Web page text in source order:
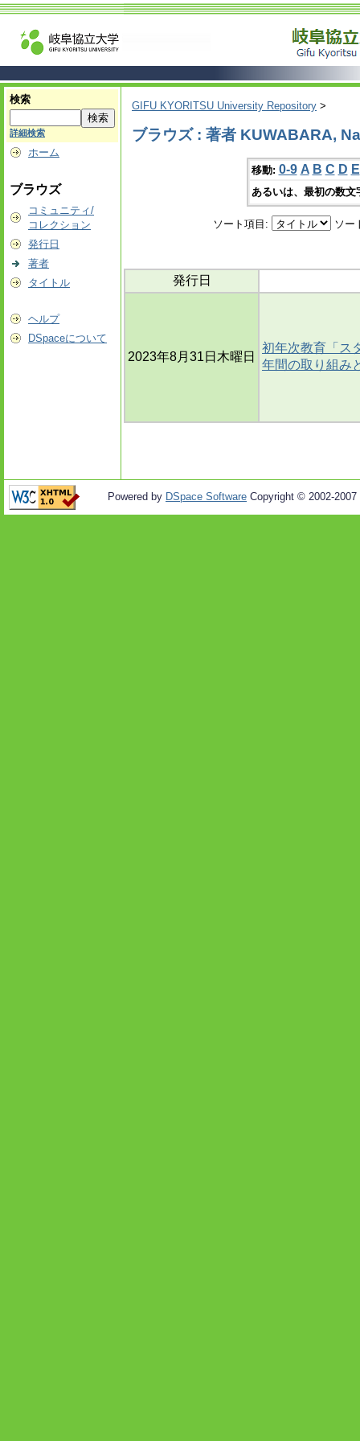
検索
詳細検索
ホーム
ブラウズ
コミュニティ/
コレクション
発行日
著者
タイトル
ヘルプ
DSpaceについて
GIFU KYORITSU University Repository >
ブラウズ : 著者 KUWABARA,
移動: 0-9 A B C D E
あるいは、最初の数
ソート項目: ソー
発行日
2023年8月31日木曜日
初年次教育「ス
年間の取り組み
Powered by DSpace Software Copyright © 2002-2007